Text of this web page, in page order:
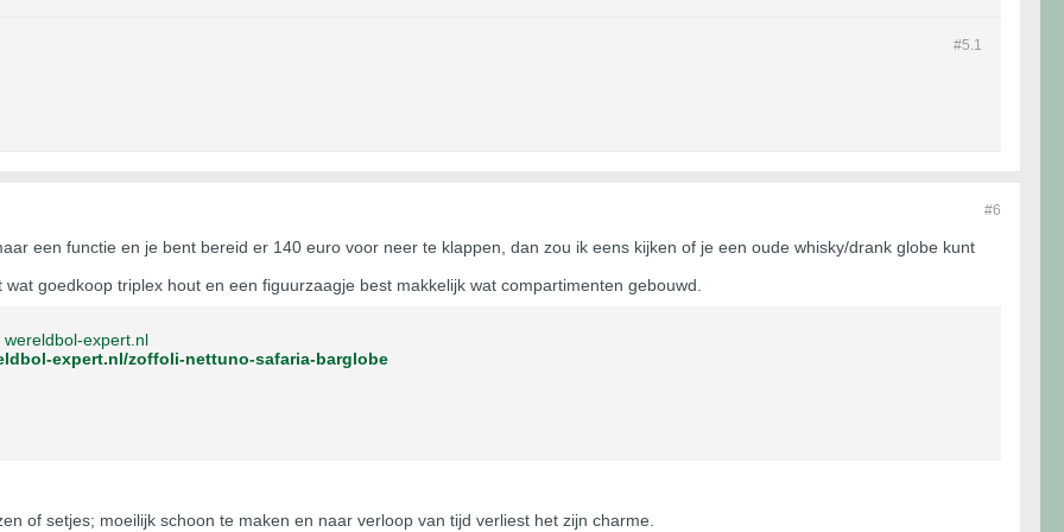
#5.1
#6
een functie en je bent bereid er 140 euro voor neer te klappen, dan zou ik eens kijken of je een oude whisky/drank globe kunt
goedkoop triplex hout en een figuurzaagje best makkelijk wat compartimenten gebouwd.
expert.nl
expert.nl/zoffoli-nettuno-safaria-barglobe
of setjes; moeilijk schoon te maken en naar verloop van tijd verliest het zijn charme.